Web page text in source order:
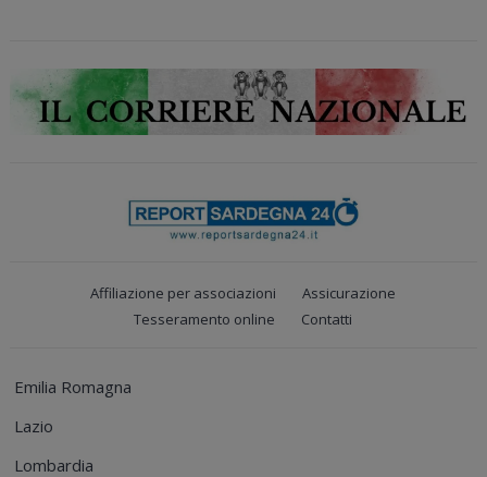
Affiliazione per associazioni
Assicurazione
Tesseramento online
Contatti
Emilia Romagna
Lazio
Lombardia